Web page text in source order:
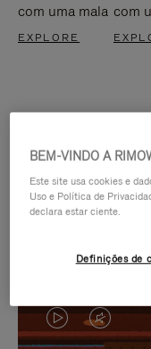
com uma mala
EXPLORE
com
O
O
BEM-VINDO A
Este site usa cookies e
Uso e Política de
declara estar ciente.
Definições de